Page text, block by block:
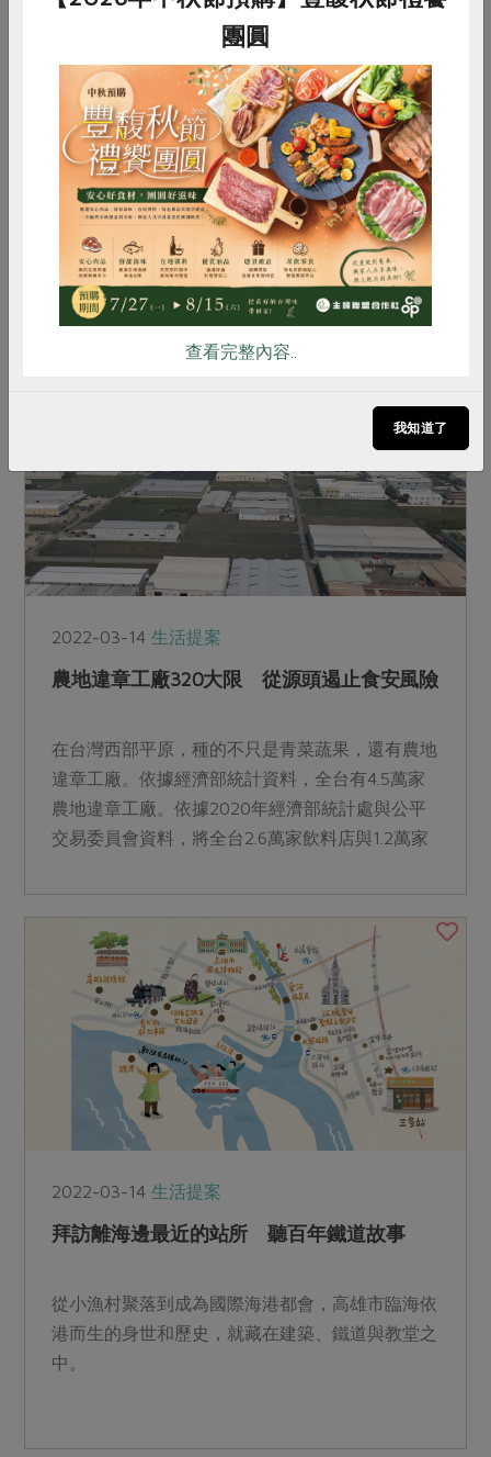
2022-03-14 生活提案
新手茶具七件組
除了茶壺、茶杯，喝茶還有許多相關器具。但你不
用認識那麼多，下面這七種較常用的泡茶工具先學
起來即可。
2022-03-14生活提案
農地違章工廠320大限 從源頭遏止食安風險
在台灣西部平原，種的不只是青菜蔬果，還有農地
違章工廠。依據經濟部統計資料，全台有4.5萬家
農地違章工廠。依據2020年經濟部統計處與公平
交易委員會資料，將全台2.6萬家飲料店與1.2萬家
而這些數量龐大的工廠，也造成食安巨大的隱憂。
2022-03-14生活提案
拜訪離海邊最近的站所 聽百年鐵道故事
從小漁村聚落到成為國際海港都會，高雄市臨海依
港而生的身世和歷史，就藏在建築、鐵道與教堂之
中。
惜食 RPET 食譜 減硝酸鹽
雞蛋 食安 共同購買
團圓
查看完整內容..
我知道了